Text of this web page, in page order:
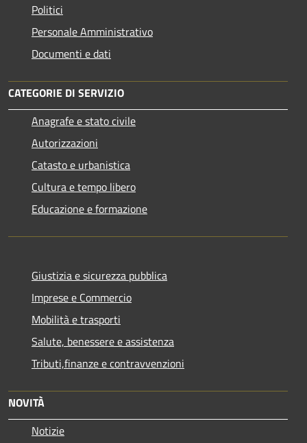
Politici
Personale Amministrativo
Documenti e dati
CATEGORIE DI SERVIZIO
Anagrafe e stato civile
Autorizzazioni
Catasto e urbanistica
Cultura e tempo libero
Educazione e formazione
Giustizia e sicurezza pubblica
Imprese e Commercio
Mobilità e trasporti
Salute, benessere e assistenza
Tributi,finanze e contravvenzioni
NOVITÀ
Notizie